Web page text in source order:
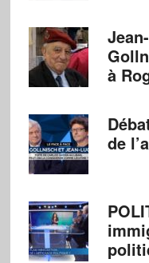
à
de